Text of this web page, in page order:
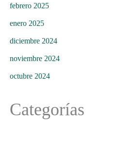
febrero 2025
enero 2025
diciembre 2024
noviembre 2024
octubre 2024
Categorías